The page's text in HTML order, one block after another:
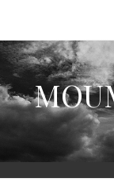
innehåll